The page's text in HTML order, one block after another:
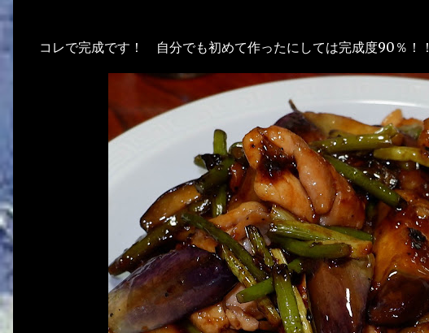
コレで完成です！ 自分でも初めて作ったにしては完成度90％！！